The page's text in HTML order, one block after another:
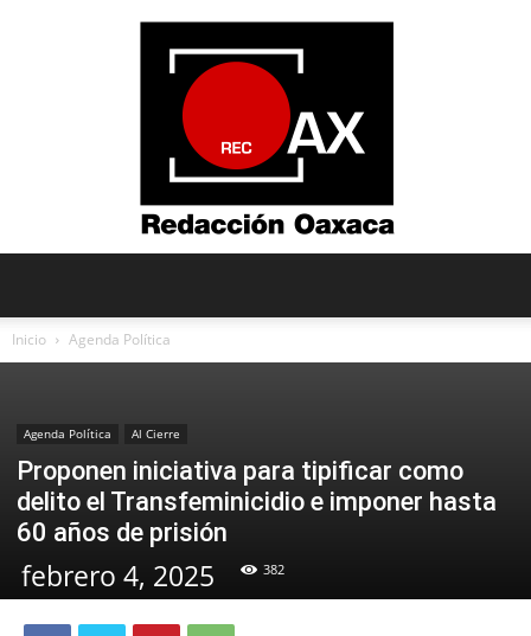
Inicio Agenda Política
Agenda Política Al Cierre
Proponen iniciativa para tipificar como
delito el Transfeminicidio e imponer hasta
60 años de prisión
febrero 4, 2025 382